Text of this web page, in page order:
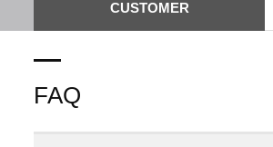
CUSTOMER
FAQ